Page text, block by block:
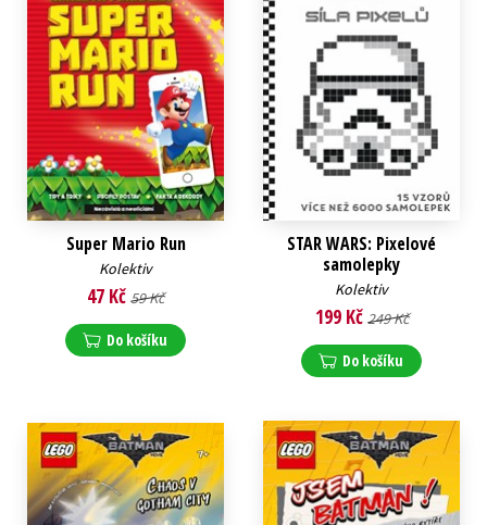
Super Mario Run
Kolektiv
47 Kč 59 Kč
Do košíku
STAR WARS: Pixelové
samolepky
Kolektiv
199 Kč 249 Kč
Do košíku